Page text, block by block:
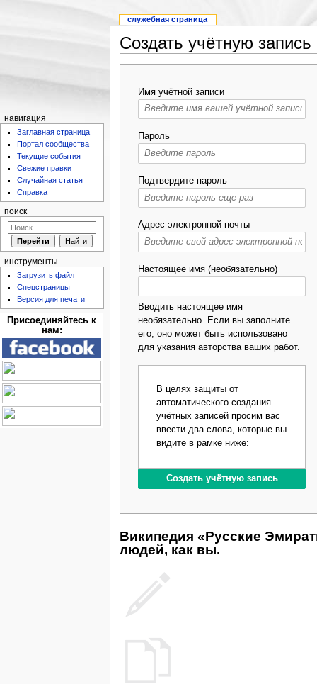
Создать учётную запись
Имя учётной записи
Пароль
Подтвердите пароль
Адрес электронной почты
Настоящее имя (необязательно)
Вводить настоящее имя
необязательно. Если вы заполните
его, оно может быть использовано
для указания авторства ваших работ.
В целях защиты от
автоматического создания
учётных записей просим вас
ввести два слова, которые вы
видите в рамке ниже:
Википедия «Русские
людей, как вы.
служебная страница
навигация
Заглавная страница
Портал сообщества
Текущие события
Свежие правки
Случайная статья
Справка
поиск
инструменты
Загрузить файл
Спецстраницы
Версия для печати
Присоединяйтесь к
нам: